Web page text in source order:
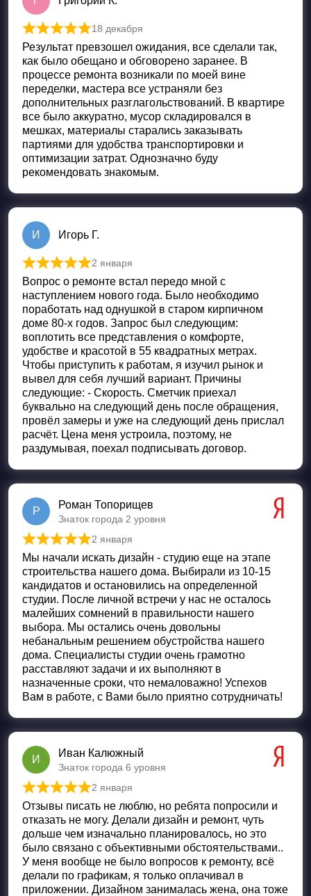
Оценка5 из 5
18 декабря
Результат превзошел ожидания, все сделали так,
как было обещано и обговорено заранее. В
процессе ремонта возникали по моей вине
переделки, мастера все устраняли без
дополнительных разглагольствований. В квартире
все было аккуратно, мусор складировался в
мешках, материалы старались заказывать
партиями для удобства транспортировки и
оптимизации затрат. Однозначно буду
рекомендовать знакомым.
И Игорь Г.
Оценка 5из 5
2 января
Вопрос о ремонте встал передо мной с
наступлением нового года. Было необходимо
поработать над однушкой в старом кирпичном
доме 80-х годов. Запрос был следующим:
воплотить все представления о комфорте,
удобстве и красотой в 55 квадратных метрах.
Чтобы приступить к работам, я изучил рынок и
вывел для себя лучший вариант. Причины
следующие: - Скорость. Сметчик приехал
буквально на следующий день после обращения,
провёл замеры и уже на следующий день прислал
расчёт. Цена меня устроила, поэтому, не
раздумывая, поехал подписывать договор.
Р
Роман Топорищев
Знаток города 2 уровня
Оценка 5из 5
2 января
Мы начали искать дизайн - студию еще на этапе
строительства нашего дома. Выбирали из 10-15
кандидатов и остановились на определенной
студии. После личной встречи у нас не осталось
малейших сомнений в правильности нашего
выбора. Мы остались очень довольны
небанальным решением обустройства нашего
дома. Специалисты студии очень грамотно
расставляют задачи и их выполняют в
назначенные сроки, что немаловажно! Успехов
Вам в работе, с Вами было приятно сотрудничать!
И
Иван Калюжный
Знаток города 6 уровня
Оценка 5из 5
2 января
Отзывы писать не люблю, но ребята попросили и
отказать не могу. Делали дизайн и ремонт, чуть
дольше чем изначально планировалось, но это
было связано с объективными обстоятельствами..
У меня вообще не было вопросов к ремонту, всё
делали по графикам, я только оплачивал в
приложении. Дизайном занималась жена, она тоже